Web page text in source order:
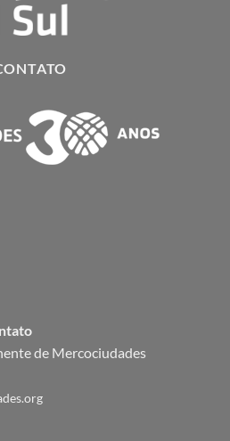
de Mercociudades